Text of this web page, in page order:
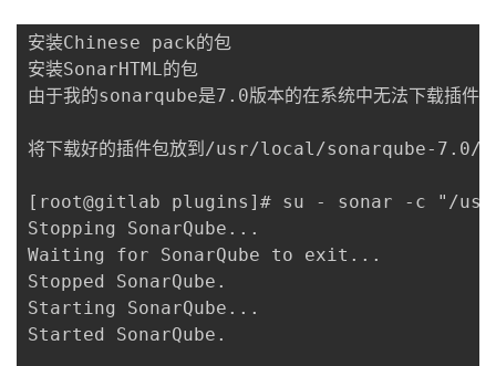
安装Chinese pack的包
安装SonarHTML的包
由于我的sonarqube是7.0版本的在系统中无法下载
将下载好的插件包放到/usr/local/sonarqube-7.0/
[root@gitlab plugins]# su - sonar -c "/
Stopping SonarQube...
Waiting for SonarQube to exit...
Stopped SonarQube.
Starting SonarQube...
Started SonarQube.